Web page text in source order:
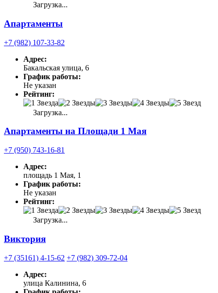
Загрузка...
Апартаменты
+7 (982) 107-33-82
Адрес:
Бакальская улица, 6
График работы:
Не указан
Рейтинг:
Загрузка...
Апартаменты на Площади 1 Мая
+7 (950) 743-16-81
Адрес:
площадь 1 Мая, 1
График работы:
Не указан
Рейтинг:
Загрузка...
Виктория
+7 (35161) 4-15-62 +7 (982) 309-72-04
Адрес:
улица Калинина, 6